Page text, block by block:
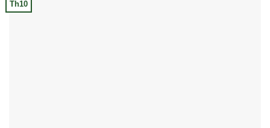
Th10